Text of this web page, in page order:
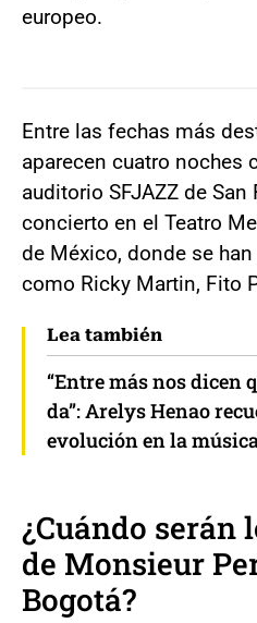
europeo.
Entre las fechas más
aparecen cuatro noches
auditorio SFJAZZ de San
concierto en el Teatro
de México, donde se
como Ricky Martin, Fito
Lea también
“Entre más nos dicen
da”: Arelys Henao
evolución en la
¿Cuándo serán
de Monsieur
Bogotá?